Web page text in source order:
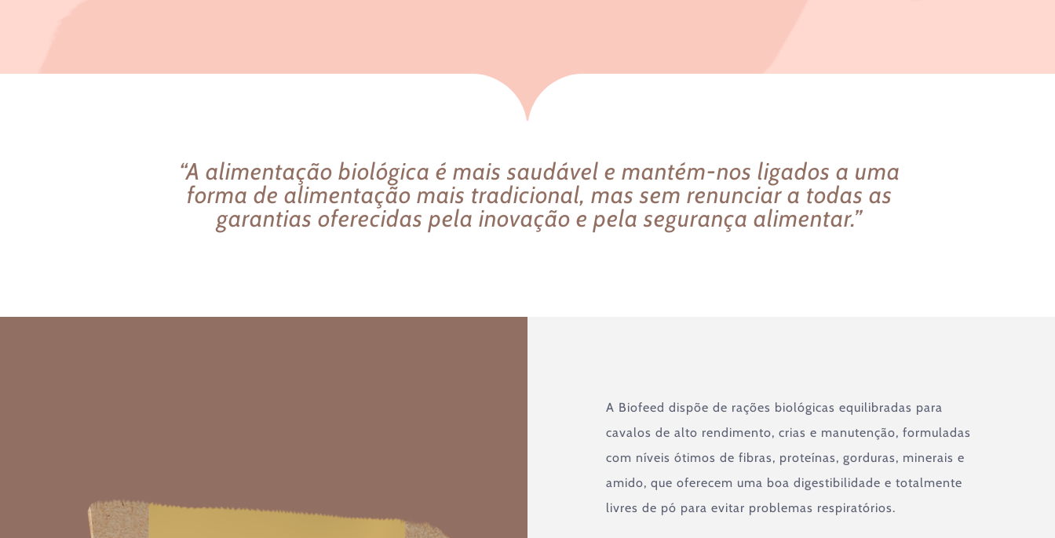
“A alimentação biológica é mais saudável e mantém-nos ligados a uma
forma de alimentação mais tradicional, mas sem renunciar a todas as
garantias oferecidas pela inovação e pela segurança alimentar.”
A Biofeed dispõe de rações biológicas equilibradas para
cavalos de alto rendimento, crias e manutenção, formuladas
com níveis ótimos de fibras, proteínas, gorduras, minerais e
amido, que oferecem uma boa digestibilidade e totalmente
livres de pó para evitar problemas respiratórios.